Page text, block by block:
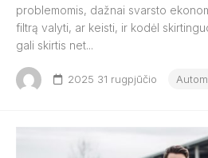
problemomis, dažnai svarsto
filtrą valyti, ar keisti, ir kodėl
gali skirtis net...
2025 31 rugpjūčio